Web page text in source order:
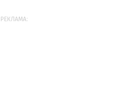
РЕКЛАМА: